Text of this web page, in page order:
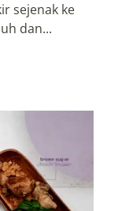
sejenak ke
dan...